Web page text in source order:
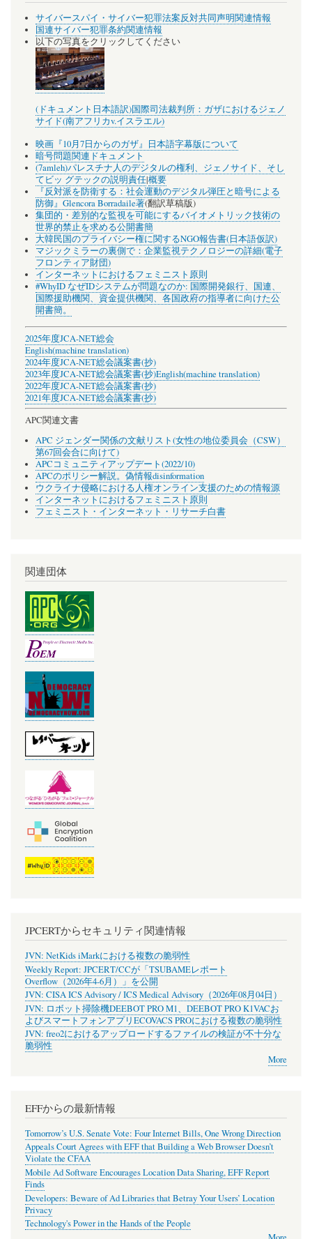
サイバースパイ・サイバー犯罪法案反対共同声明関連情報
国連サイバー犯罪条約関連情報
以下の写真をクリックしてください
(ドキュメント日本語訳)国際司法裁判所：ガザにおけるジェノ
サイド(南アフリカv.イスラエル)
映画『10月7日からのガザ』日本語字幕版について
暗号問題関連ドキュメント
(7amleh)パレスチナ人のデジタルの権利、ジェノサイド、そし
てビッ グテックの説明責任|概要
『反対派を防衛する：社会運動のデジタル弾圧と暗号による
防御』Glencora Borradaile著(翻訳草稿版)
集団的・差別的な監視を可能にするバイオメトリック技術の
世界的禁止を求める公開書簡
大韓民国のプライバシー権に関するNGO報告書(日本語仮訳)
マジックミラーの裏側で：企業監視テクノロジーの詳細(電子
フロンティア財団)
インターネットにおけるフェミニスト原則
#WhyID なぜIDシステムが問題なのか: 国際開発銀行、国連、
国際援助機関、資金提供機関、各国政府の指導者に向けた公
開書簡。
2025年度JCA-NET総会
English(machine translation)
2024年度JCA-NET総会議案書(抄)
2023年度JCA-NET総会議案書(抄)English(machine translation)
2022年度JCA-NET総会議案書(抄)
2021年度JCA-NET総会議案書(抄)
APC関連文書
APC ジェンダー関係の文献リスト(女性の地位委員会（CSW）
第67回会合に向けて)
APCコミュニティアップデート(2022/10)
APCのポリシー解説。偽情報disinformation
ウクライナ侵略における人権オンライン支援のための情報源
インターネットにおけるフェミニスト原則
フェミニスト・インターネット・リサーチ白書
関連団体
JPCERTからセキュリティ関連情報
JVN: NetKids iMarkにおける複数の脆弱性
Weekly Report: JPCERT/CCが「TSUBAMEレポート
Overflow（2026年4-6月）」を公開
JVN: CISA ICS Advisory / ICS Medical Advisory（2026年08月04日）
JVN: ロボット掃除機DEEBOT PRO M1、DEEBOT PRO K1VACお
よびスマートフォンアプリECOVACS PROにおける複数の脆弱性
JVN: freo2におけるアップロードするファイルの検証が不十分な
脆弱性
More
EFFからの最新情報
Tomorrow’s U.S. Senate Vote: Four Internet Bills, One Wrong Direction
Appeals Court Agrees with EFF that Building a Web Browser Doesn’t
Violate the CFAA
Mobile Ad Software Encourages Location Data Sharing, EFF Report
Finds
Developers: Beware of Ad Libraries that Betray Your Users’ Location
Privacy
Technology's Power in the Hands of the People